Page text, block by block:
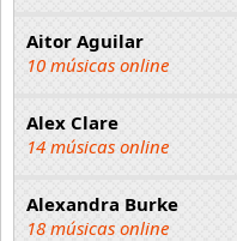
Aitor Aguilar
10 músicas online
Alex Clare
14 músicas online
Alexandra Burke
18 músicas online